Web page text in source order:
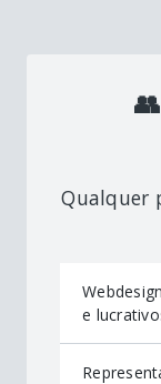
Qualquer
e